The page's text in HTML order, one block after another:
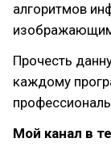
алгоритмов
Прочесть
каждому
Мой канал в